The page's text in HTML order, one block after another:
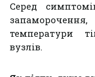
Серед
температури
вузлів.